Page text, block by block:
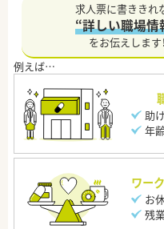
求人票に書ききれ
“詳しい職場情
をお伝えします！
助
年
ワー
お
残